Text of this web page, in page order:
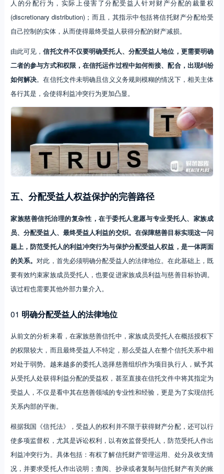
人的分配行为，实际上侵害了分配受益人针对财产分配的裁量权
(discretionary distribution)；而且，其指示中包括将信托财产分配给受
自己控制的实体，从而使得最终受益人获得分配的财产减损。
由此可见，信托文件不仅要明确受托人、分配受益人地位，更需要明确
二者的参与方式和权限，在信托运作过程中如何衔接、配合，出现纠纷
如何解决。在信托文件未明确且信义义务规则模糊的情况下，相关主体
各行其是，会使得利益冲突行为更加凸显。
五、分配受益人权益保护的完善路径
家族慈善信托治理的复杂性，在于委托人意愿与专业受托人、家族成
员、分配受益人、最终受益人利益的交织。在保障慈善目标实现这一问
题上，防范受托人的利益冲突行为与保护分配受益人权益，是一体两面
的关系。对此，首先必须明确分配受益人的法律地位。在此基础上，既
要有效约束家族成员受托人，也要促进家族成员利益与慈善目标协调。
该过程也需要其他外部力量介入。
01 明确分配受益人的法律地位
从前文的分析来看，在家族慈善信托中，家族成员受托人在概括授权下
的权限较大，而且最终受益人不特定，那么受益人在整个信托关系中相
对处于弱势。越来越多的委托人选择慈善组织作为项目执行人，赋予其
从受托人处获得利益分配的受益权，甚至直接在信托文件中将其指定为
受益人，不仅是看中其在慈善领域的专业性和经验，更是为了实现信托
关系内部的平衡。
根据我国《信托法》，受益人的权利并不限于获得财产分配，还可以行
使多项监督权，尤其是诉讼权利，以有效监督受托人，防范受托人作出
利益冲突行为。具体包括：有权了解信托财产管理运用、处分及收支情
况，并要求受托人作出说明；查阅、抄录或者复制与信托财产有关的账